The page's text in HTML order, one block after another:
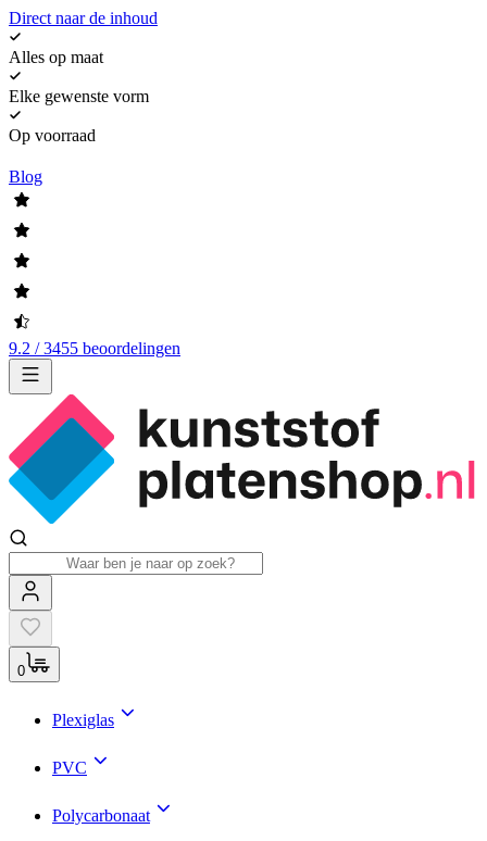
Direct naar de inhoud
Alles op maat
Elke gewenste vorm
Op voorraad
Blog
9.2 / 3455 beoordelingen
0
Plexiglas
PVC
Polycarbonaat